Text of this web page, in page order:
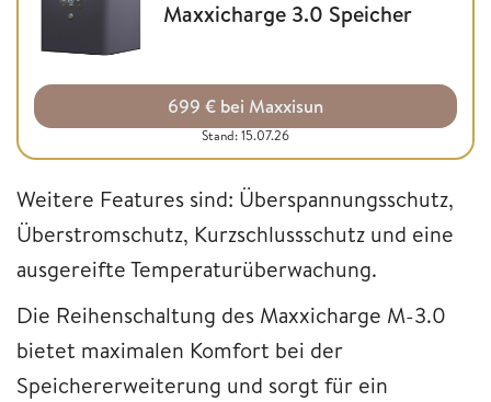
Maxxicharge 3.0 Speicher
699 € bei Maxxisun
Stand: 15.07.26
Weitere Features sind: Überspannungsschutz,
Überstromschutz, Kurzschlussschutz und eine
ausgereifte Temperaturüberwachung.
Die Reihenschaltung des Maxxicharge M-3.0
bietet maximalen Komfort bei der
Speichererweiterung und sorgt für ein